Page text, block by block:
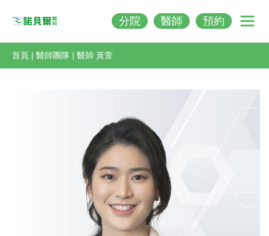
分院 醫師 預約
首頁 | 醫師團隊 | 醫師 黃萱